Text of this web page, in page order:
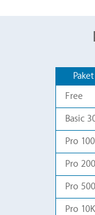
Paket
Free
Basic
Pro
Pro
Pro
Pro 10K